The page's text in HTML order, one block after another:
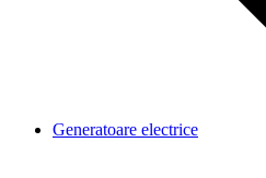
Generatoare electrice